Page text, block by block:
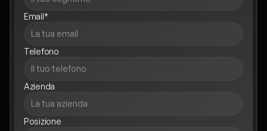
Email*
Telefono
Azienda
Posizione